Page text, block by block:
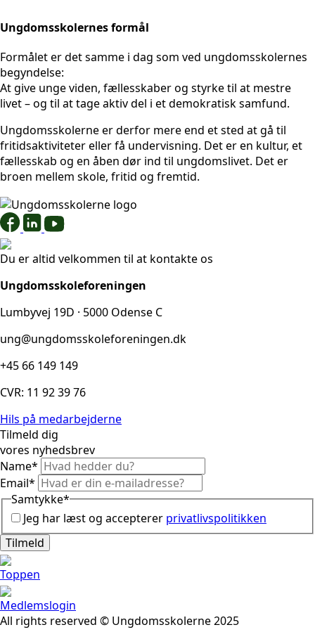
Ungdomsskolernes formål
Formålet er det samme i dag som ved ungdomsskolernes
begyndelse:
At give unge viden, fællesskaber og styrke til at mestre
livet – og til at tage aktiv del i et demokratisk samfund.
Ungdomsskolerne er derfor mere end et sted at gå til
fritidsaktiviteter eller få undervisning. Det er en kultur, et
fællesskab og en åben dør ind til ungdomslivet. Det er
broen mellem skole, fritid og fremtid.
Du er altid velkommen til at kontakte os
Ungdomsskoleforeningen
Lumbyvej 19D · 5000 Odense C
ung@ungdomsskoleforeningen.dk
+45 66 149 149
CVR: 11 92 39 76
Hils på medarbejderne
Tilmeld dig
vores nyhedsbrev
Name*
Email*
Samtykke*
Jeg har læst og accepterer privatlivspolitikken
Tilmeld
Toppen
Medlemslogin
All rights reserved © Ungdomsskolerne 2025